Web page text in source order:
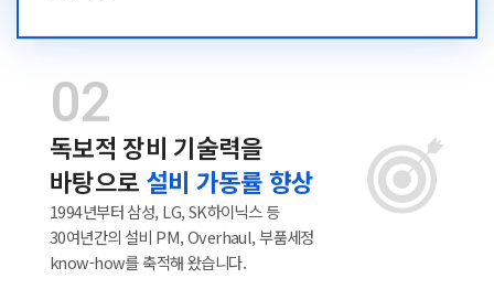
독보적 장비 기술력을
바탕으로 설비 가동률 향상
1994년부터 삼성, LG, SK하이닉스 등
30여년간의 설비 PM, Overhaul,부품세정
know-how를 축적해 왔습니다.